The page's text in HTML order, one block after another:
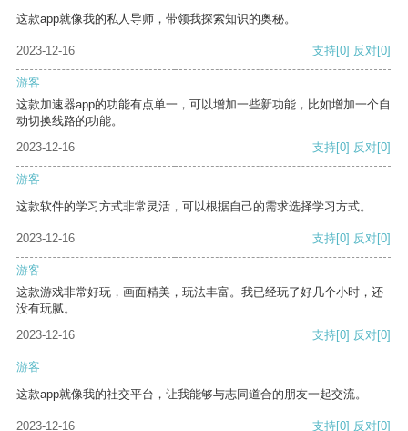
这款app就像我的私人导师，带领我探索知识的奥秘。
2023-12-16 支持[0] 反对[0]
游客
这款加速器app的功能有点单一，可以增加一些新功能，比如增加一个自
动切换线路的功能。
2023-12-16
支持[0] 反对[0]
游客
这款软件的学习方式非常灵活，可以根据自己的需求选择学习方式。
2023-12-16 支持[0] 反对[0]
游客
这款游戏非常好玩，画面精美，玩法丰富。我已经玩了好几个小时，还
没有玩腻。
2023-12-16
支持[0] 反对[0]
游客
这款app就像我的社交平台，让我能够与志同道合的朋友一起交流。
2023-12-16 支持[0] 反对[0]